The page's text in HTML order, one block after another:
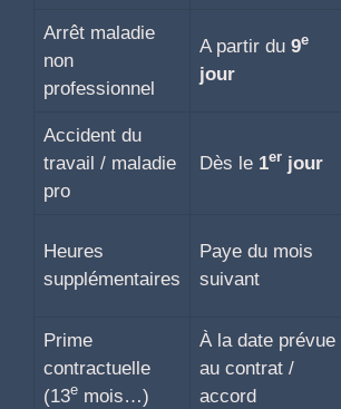
Arrêt maladie
non
professionnel
A partir du 9e
jour
Accident du
travail / maladie
pro
Dès le 1er jour
Heures
supplémentaires
Paye du mois
suivant
Prime
contractuelle
(13e mois…)
À la date prévue
au contrat /
accord